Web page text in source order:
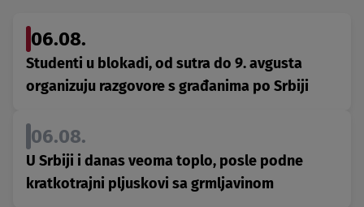
06.08.
Studenti u blokadi, od sutra do 9. avgusta
organizuju razgovore s građanima po Srbiji
06.08.
U Srbiji i danas veoma toplo, posle podne
kratkotrajni pljuskovi sa grmljavinom